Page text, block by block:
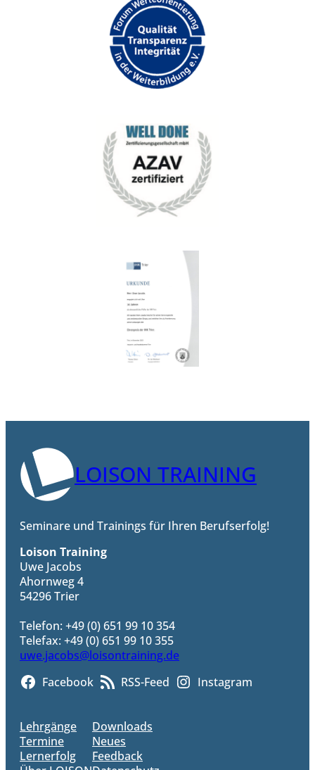
LOISON TRAINING
Seminare und Trainings für Ihren Berufserfolg!
Loison Training
Uwe Jacobs
Ahornweg 4
54296 Trier
Telefon: +49 (0) 651 99 10 354
Telefax: +49 (0) 651 99 10 355
uwe.jacobs@loisontraining.de
Facebook RSS-Feed Instagram
Lehrgänge
Termine
Lernerfolg
Downloads
Neues
Feedback